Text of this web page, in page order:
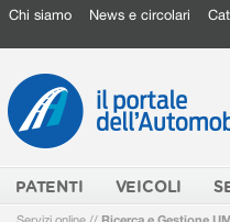
Chi siamo News e circolari
PATENTI VEICOLI